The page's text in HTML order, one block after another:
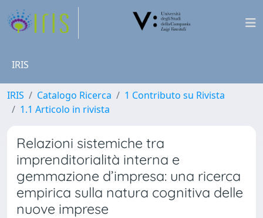
IRIS
IRIS Catalogo Ricerca
1 Contributo su Rivista
1.1 Articolo in rivista
Relazioni sistemiche tra
imprenditorialità interna e
gemmazione d’impresa: una ricerca
empirica sulla natura cognitiva delle
nuove imprese